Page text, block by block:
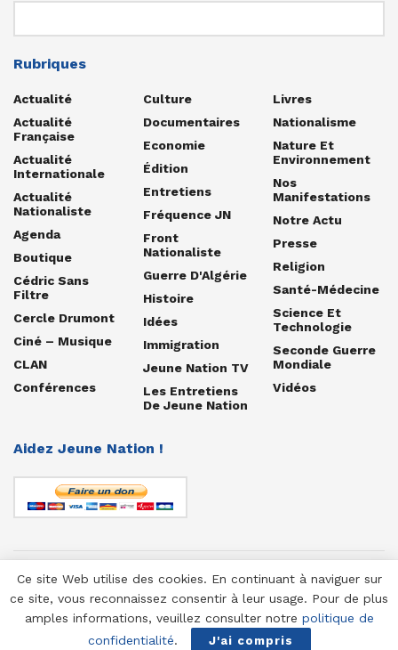
Rubriques
Actualité
Actualité
Française
Actualité
Internationale
Actualité
Nationaliste
Agenda
Boutique
Cédric Sans
Filtre
Cercle Drumont
Ciné – Musique
CLAN
Conférences
Culture
Documentaires
Economie
Édition
Entretiens
Fréquence JN
Front
Nationaliste
Guerre D'Algérie
Histoire
Idées
Immigration
Jeune Nation TV
Les Entretiens
De Jeune Nation
Livres
Nationalisme
Nature Et
Environnement
Nos
Manifestations
Notre Actu
Presse
Religion
Santé-Médecine
Science Et
Technologie
Seconde Guerre
Mondiale
Vidéos
Aidez Jeune Nation !
© 1958-2025 Jeune Nation
Ce site Web utilise des cookies. En continuant à naviguer sur
ce site, vous reconnaissez consentir à leur usage. Pour de plus
amples informations, veuillez consulter notre politique de
confidentialité. J'ai compris